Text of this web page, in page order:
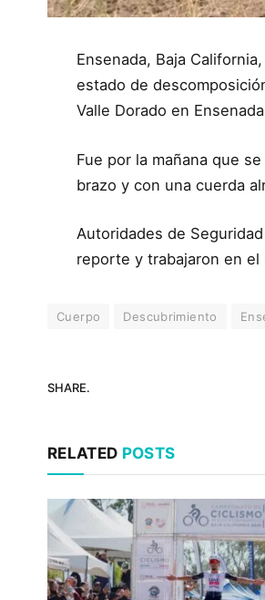
Ensenada, Baja
estado de
Valle Dorado en
Fue por la mañana que
brazo y con una cuerda
Autoridades de
reporte y trabajaron en
Cuerpo Descubrimiento
SHARE.
RELATED POSTS